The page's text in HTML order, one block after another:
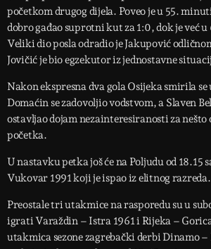
početkom drugog dijela. Poveo je u 55.
dobro gađao suprotni kut za 1:0, dok je već
Veliki dio posla odradio je Jakupović
Jovičić je bio egzekutor iz jednostavne
Nakon ekspresna dva gola Osijeka smirila
Domaćin se zadovoljio vodstvom, a Slaven
ostavljao dojam nezainteresiranosti za nešto
početka.
U nastavku petka još će na Poljudu od
Vukovar 1991 koji je ispao iz elitnog razreda.
Preostale tri utakmice na rasporedu su u
igrati Varaždin – Istra 1961 i Rijeka –
utakmica sezone zagrebački derbi Dinamo